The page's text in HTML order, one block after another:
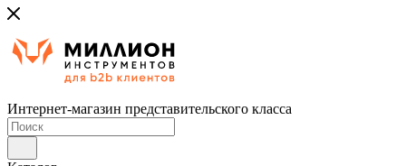
Интернет-магазин представительского класса